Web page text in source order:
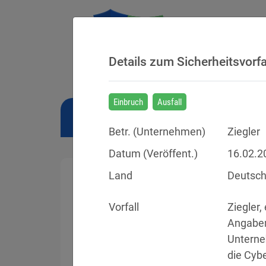
Sicherheitsvorfälle
Datenpannen, Cyber-Angriffe und
Details zum
Einbruch Ausfall
Betr. (Unternehmen)
Ziegler
Datum (Veröffent.)
Land
Vorfall
Ziegler,
die